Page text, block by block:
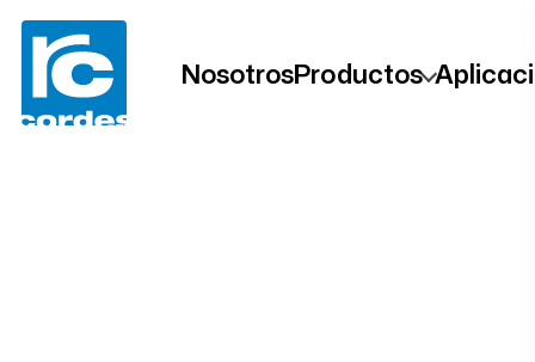
NosotrosProductos
Asesoramiento